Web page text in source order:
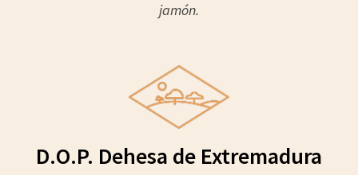
jamón.
D.O.P. Dehesa de Extremadura